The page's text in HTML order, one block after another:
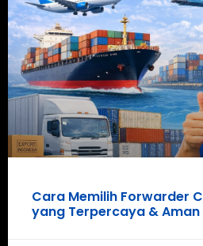
Cara Memilih Forwarder
yang Terpercaya & Aman